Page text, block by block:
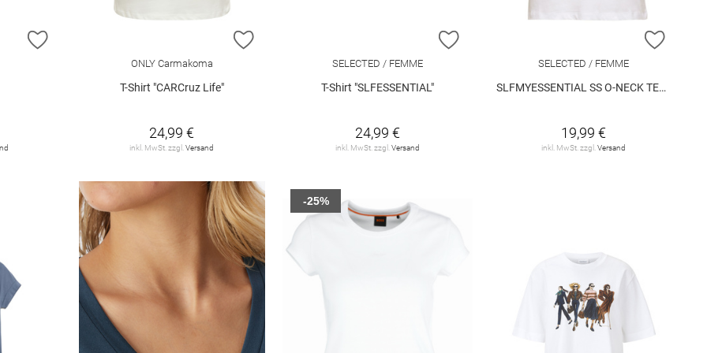
ZUR WUNSCHLISTE HINZUFÜGEN ZUR WUNSCHLISTE HINZUFÜGEN
ONLY Carmakoma
T-Shirt "CARCruz Life"
24,99 €
inkl. MwSt. zzgl.Versand
SELECTED / FEMME
T-Shirt "SLFESSENTIAL"
24,99 €
inkl. MwSt. zzgl.Versand
ZUR
SELECTED / FEMME
SLFMYESSENTIAL SS O-NECK TEE NOOS
19,99 €
inkl. MwSt. zzgl.Versand
-25%